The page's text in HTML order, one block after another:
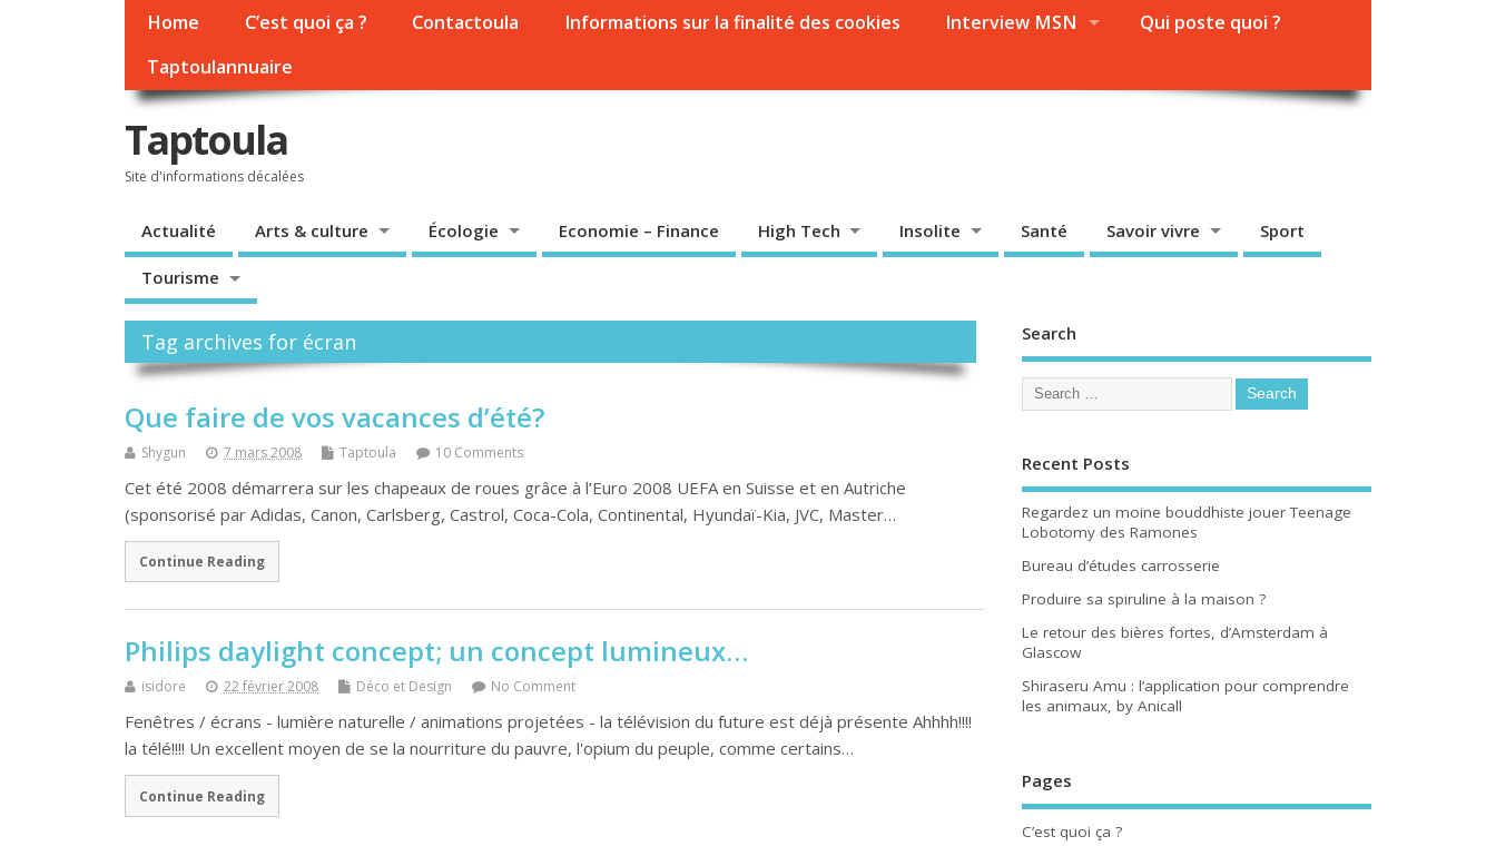
Home C’est quoi ça ? Contactoula Informations sur la finalité des cookies Interview MSN
Qui poste quoi ?
Taptoulannuaire
Taptoula
Site d'informations décalées
Actualité Arts & culture Écologie Economie – Finance High Tech Insolite Santé Savoir vivre Sport
Tourisme
Tag archives for écran
Que faire de vos vacances d’été?
Shygun 7 mars 2008 Taptoula 10 Comments
Cet été 2008 démarrera sur les chapeaux de roues grâce à l’Euro 2008 UEFA en Suisse et en Autriche
(sponsorisé par Adidas, Canon, Carlsberg, Castrol, Coca-Cola, Continental, Hyundaï-Kia, JVC, Master…
Continue Reading
Philips daylight concept; un concept lumineux…
isidore 22 février 2008 Déco et Design No Comment
Fenêtres / écrans - lumière naturelle / animations projetées - la télévision du future est déjà présente Ahhhh!!!!
la télé!!!! Un excellent moyen de se la nourriture du pauvre, l'opium du peuple, comme certains…
Continue Reading
Search
Recent Posts
Regardez un moine bouddhiste jouer Teenage
Lobotomy des Ramones
Bureau d’études carrosserie
Produire sa spiruline à la maison ?
Le retour des bières fortes, d’Amsterdam à
Glascow
Shiraseru Amu : l’application pour comprendre
les animaux, by Anicall
Pages
C’est quoi ça ?